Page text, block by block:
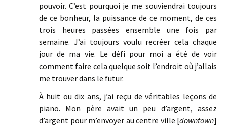
pouvoir. C’est pourquoi je me souviendrai toujours
de ce bonheur, la puissance de ce moment, de ces
trois heures passées ensemble une fois par
semaine. J’ai toujours voulu recréer cela chaque
jour de ma vie. Le défi pour moi a été de voir
comment faire cela quelque soit l’endroit où j’allais
me trouver dans le futur.
À huit ou dix ans, j’ai reçu de véritables leçons de
piano. Mon père avait un peu d’argent, assez
d’argent pour m’envoyer au centre ville [downtown]